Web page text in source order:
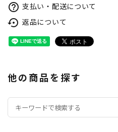
help_outline 支払い・配送について
settings_backup_restore 返品について
他の商品を探す